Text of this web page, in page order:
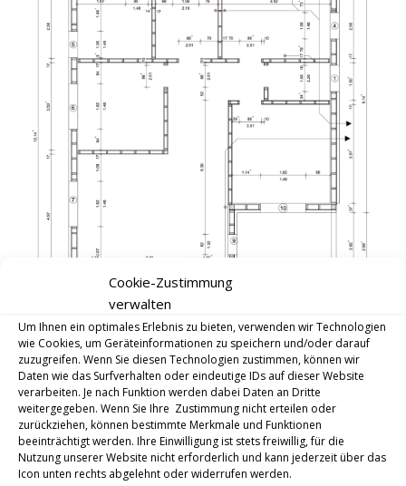
Cookie-Zustimmung
verwalten
Um Ihnen ein optimales Erlebnis zu bieten, verwenden wir Technologien
wie Cookies, um Geräteinformationen zu speichern und/oder darauf
zuzugreifen. Wenn Sie diesen Technologien zustimmen, können wir
Daten wie das Surfverhalten oder eindeutige IDs auf dieser Website
verarbeiten. Je nach Funktion werden dabei Daten an Dritte
weitergegeben. Wenn Sie Ihre Zustimmung nicht erteilen oder
zurückziehen, können bestimmte Merkmale und Funktionen
beeinträchtigt werden. Ihre Einwilligung ist stets freiwillig, für die
Nutzung unserer Website nicht erforderlich und kann jederzeit über das
Icon unten rechts abgelehnt oder widerrufen werden.
Erdgeschoss
Beginn der Hausstellung am 14.10.2024
(Fotos werden nachgereicht)